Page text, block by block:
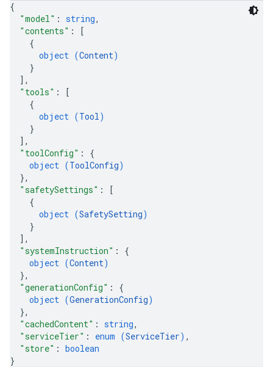
{
"model" : string,
"contents" :
[
{
object (Content)
}
] ,
"tools" :
[
{
object (Tool)
}
] ,
"toolConfig" : {
object (ToolConfig)
},
"safetySettings" :
[
{
object (SafetySetting)
}
] ,
"systemInstruction" : {
object (Content)
},
"generationConfig" : {
object (GenerationConfig)
},
"cachedContent" : string,
"serviceTier" : enum (ServiceTier) ,
"store" : boolean
}